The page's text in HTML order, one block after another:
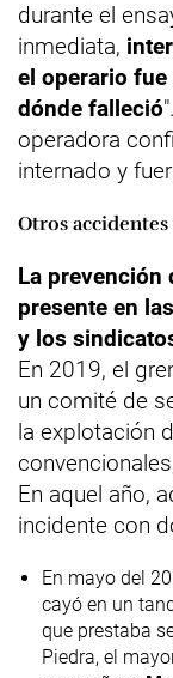
durante el
inmediata,
el operario
dónde falleció
operadora
internado y
Otros
La prevención
presente en
y los
En 2019, el
un comité de
la explotación
En aquel año,
incidente con
En mayo del
cayó en un
que prestaba
Piedra, el